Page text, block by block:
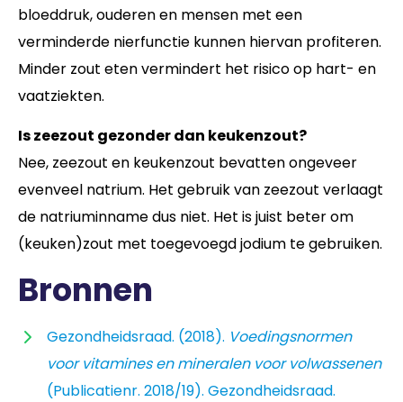
bloeddruk, ouderen en mensen met een
verminderde nierfunctie kunnen hiervan profiteren.
Minder zout eten vermindert het risico op hart- en
vaatziekten.
Is zeezout gezonder dan keukenzout?
Nee, zeezout en keukenzout bevatten ongeveer
evenveel natrium. Het gebruik van zeezout verlaagt
de natriuminname dus niet. Het is juist beter om
(keuken)zout met toegevoegd jodium te gebruiken.
Bronnen
Gezondheidsraad. (2018). Voedingsnormen
voor vitamines en mineralen voor volwassenen
(Publicatienr. 2018/19). Gezondheidsraad.